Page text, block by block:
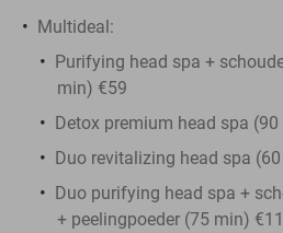
Multideal:
Purifying head spa +
min) €59
Detox premium head spa
Duo revitalizing head spa
Duo purifying head spa +
+ peelingpoeder (75 min)